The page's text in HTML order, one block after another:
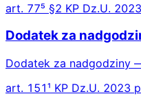
art. 77⁵ §2 KP Dz.U.
Dodatek za
Dodatek za nadgodziny
art. 151¹ KP Dz.U. 2023